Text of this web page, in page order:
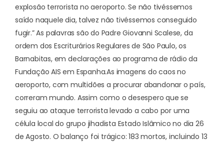
explosão terrorista no aeroporto. Se não tivéssemos
saído naquele dia, talvez não tivéssemos conseguido
fugir.” As palavras são do Padre Giovanni Scalese, da
ordem dos Escriturários Regulares de São Paulo, os
Barnabitas, em declarações ao programa de rádio da
Fundação AIS em Espanha.As imagens do caos no
aeroporto, com multidões a procurar abandonar o país,
correram mundo. Assim como o desespero que se
seguiu ao ataque terrorista levado a cabo por uma
célula local do grupo jihadista Estado Islâmico no dia 26
de Agosto. O balanço foi trágico: 183 mortos, incluindo 13